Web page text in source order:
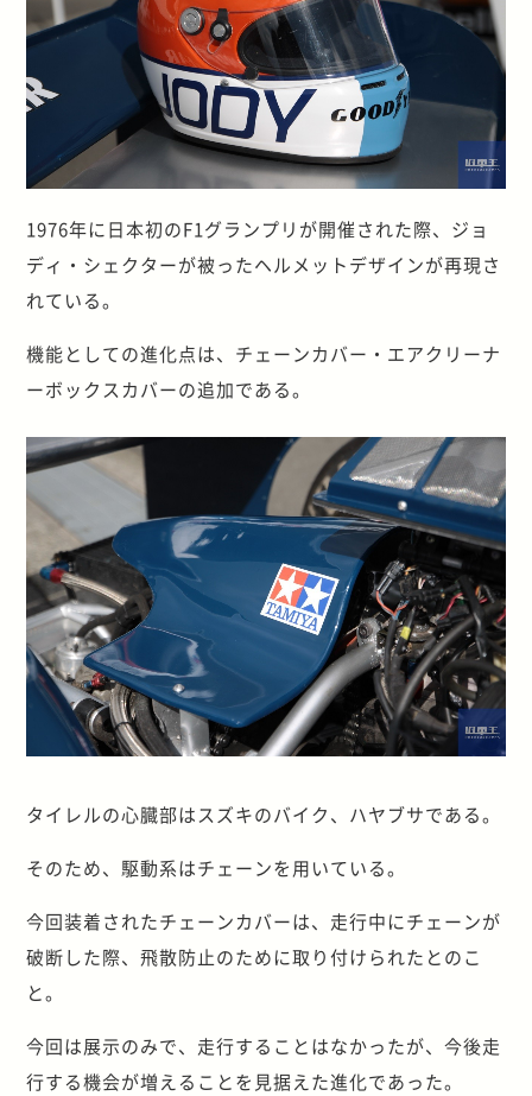
1976年に日本初のF1グランプリが開催された際、ジョ
ディ・シェクターが被ったヘルメットデザインが再現さ
れている。
機能としての進化点は、チェーンカバー・エアクリーナ
ーボックスカバーの追加である。
タイレルの心臓部はスズキのバイク、ハヤブサである。
そのため、駆動系はチェーンを用いている。
今回装着されたチェーンカバーは、走行中にチェーンが
破断した際、飛散防止のために取り付けられたとのこ
と。
今回は展示のみで、走行することはなかったが、今後走
行する機会が増えることを見据えた進化であった。